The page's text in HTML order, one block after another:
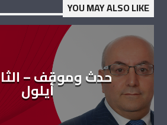
YOU MAY ALSO LIKE
حدث وموقف –
أيلول